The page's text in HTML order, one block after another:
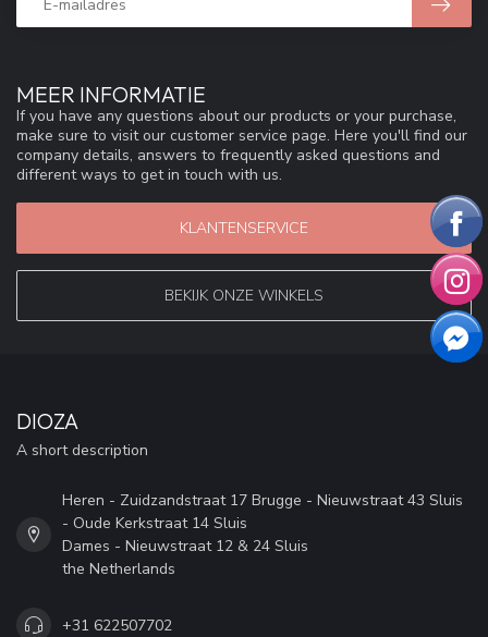
MEER INFORMATIE
If you have any questions about our products or your purchase,
make sure to visit our customer service page. Here you'll find our
company details, answers to frequently asked questions and
different ways to get in touch with us.
KLANTENSERVICE
BEKIJK ONZE WINKELS
DIOZA
A short description
Heren - Zuidzandstraat 17 Brugge - Nieuwstraat 43 Sluis
- Oude Kerkstraat 14 Sluis
Dames - Nieuwstraat 12 & 24 Sluis
the Netherlands
+31 622507702